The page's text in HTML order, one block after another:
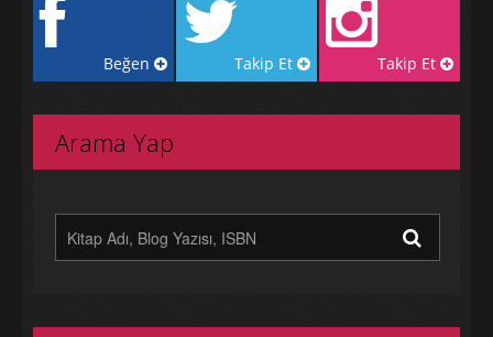
Beğen Takip Et Takip Et
Arama Yap